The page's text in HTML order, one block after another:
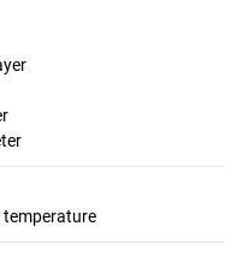
temperature